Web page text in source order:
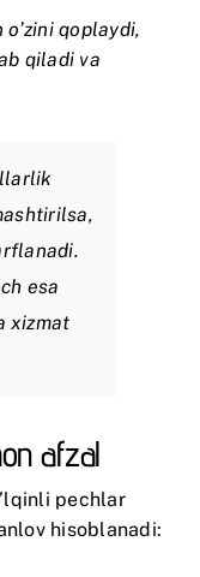
qoplaydi,
qiladi va
esa
xizmat
afzal
pechlar
hisoblanadi: